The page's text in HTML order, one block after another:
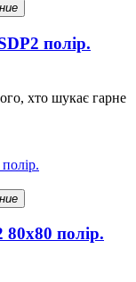
полір.
хто шукає гарне
полір.